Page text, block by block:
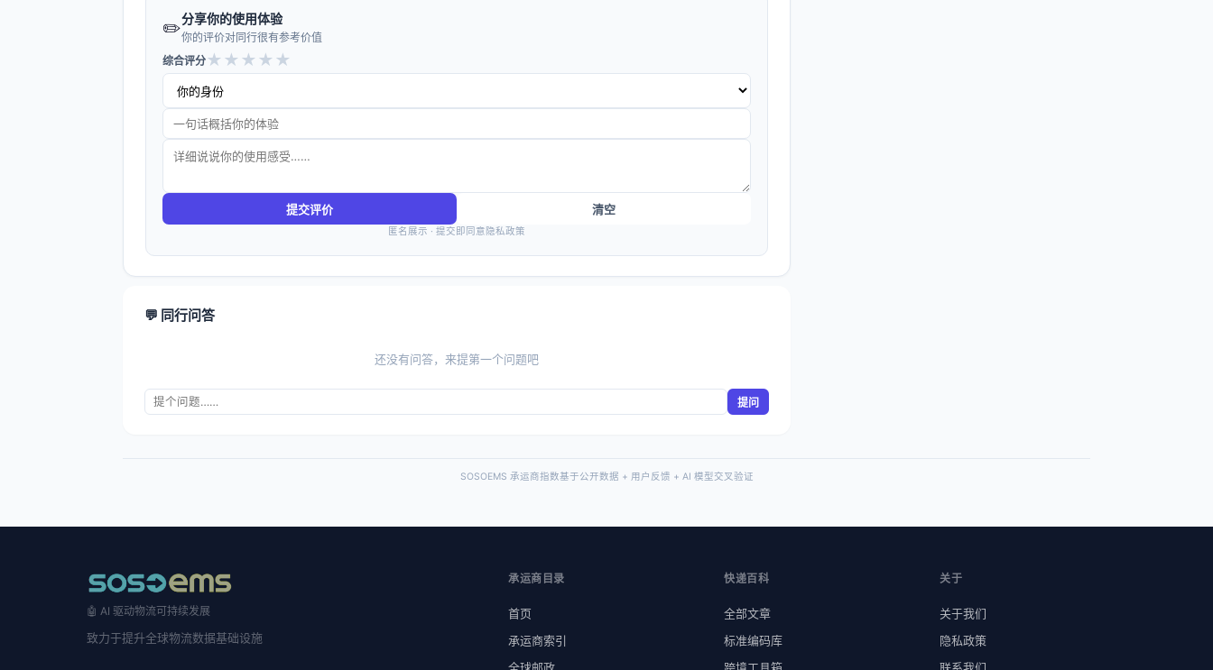
✏️分享你的使用体验
你的评价对同行很有参考价值
综合评分★ ★ ★ ★ ★
提交评价 清空
匿名展示 · 提交即同意隐私政策
💬 同行问答
还没有问答，来提第一个问题吧
提问
SOSOEMS 承运商指数基于公开数据 + 用户反馈 + AI 模型交叉验证
🤖 AI 驱动物流可持续发展
致力于提升全球物流数据基础设施
承运商目录
首页
承运商索引
快递百科
全部文章
标准编码库
关于
关于我们
隐私政策